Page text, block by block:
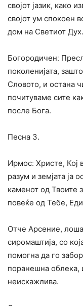
својот јазик, како
својот ум спокоен
дом на Светиот Дух.
Богородиченː
поколенијата,
Словото, и остана
почитуваме сите
после Бога.
Песна 3.
Ирмосː Христе, Кој
разум и земјата ја
каменот од Твоите
повеќе од Тебе,
Отче Арсение,
сиромаштија, со
помогна да го
поранешна облека,
неискажлива.